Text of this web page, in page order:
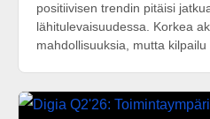
positiivisen trendin pitäisi
lähitulevaisuudessa. Korkea
mahdollisuuksia, mutta kilpailu